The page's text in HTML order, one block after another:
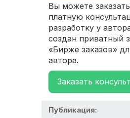
Вы можете заказать
платную
разработку у
создан приватный
«Бирже заказов»
автора.
Заказать
Публикация: